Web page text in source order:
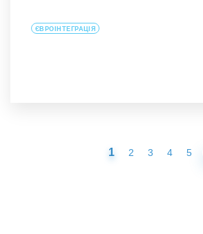
ЄВРОІНТЕГРАЦІЯ
1 2 3 4 5